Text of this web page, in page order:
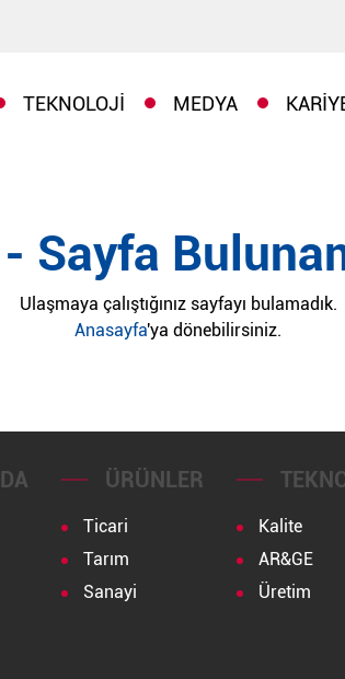
TEKNOLOJI MEDYA
Sayfa
Ulaşmaya çalıştığınız sayfayı bulamadık.
Anasayfa'ya dönebilirsiniz.
ÜRÜNLER
Ticari
Tarım
Sanayi
Kalite
AR&GE
Üretim